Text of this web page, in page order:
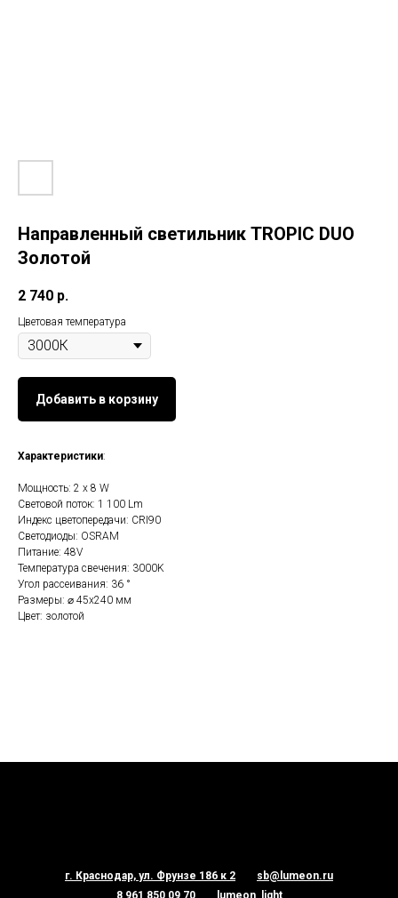
Направленный светильник TROPIC DUO
Золотой
2 740 р.
Цветовая температура
Добавить в корзину
Характеристики:
Мощность: 2 х 8 W
Световой поток: 1 100 Lm
Индекс цветопередачи: CRI90
Светодиоды: OSRAM
Питание: 48V
Температура свечения: 3000K
Угол рассеивания: 36 °
Размеры: ⌀ 45х240 мм
Цвет: золотой
г. Краснодар, ул. Фрунзе 186 к 2
sb@lumeon.ru